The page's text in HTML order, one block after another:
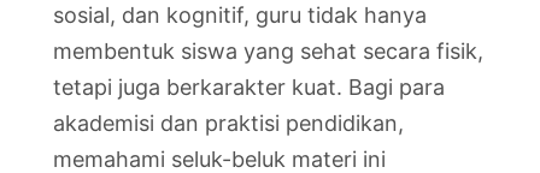
sosial, dan kognitif, guru tidak hanya
membentuk siswa yang sehat secara fisik,
tetapi juga berkarakter kuat. Bagi para
akademisi dan praktisi pendidikan,
memahami seluk-beluk materi ini